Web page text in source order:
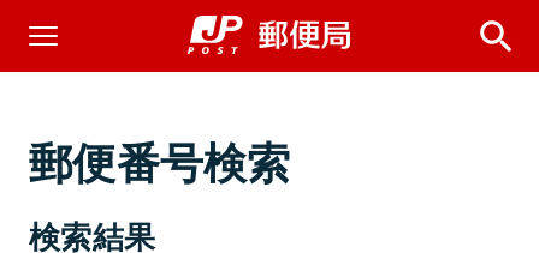
郵便番号検索
検索結果